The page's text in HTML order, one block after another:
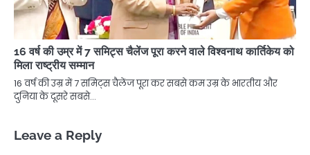
16 वर्ष की उम्र में 7 समिट्स चैलेंज पूरा करने वाले विश्वनाथ कार्तिकेय को
मिला राष्ट्रीय सम्मान
16 वर्ष की उम्र में 7 समिट्स चैलेंज पूरा कर सबसे कम उम्र के भारतीय और
दुनिया के दूसरे सबसे…
Leave a Reply